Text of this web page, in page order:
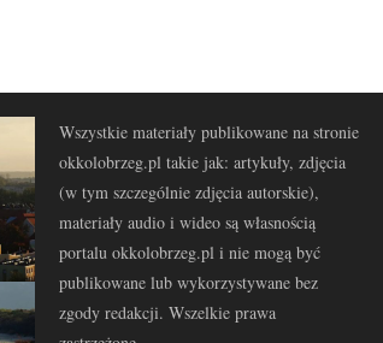
Wszystkie materiały publikowane na stronie
okkolobrzeg.pl takie jak: artykuły, zdjęcia
(w tym szczególnie zdjęcia autorskie),
materiały audio i wideo są własnością
portalu okkolobrzeg.pl i nie mogą być
publikowane lub wykorzystywane bez
zgody redakcji. Wszelkie prawa